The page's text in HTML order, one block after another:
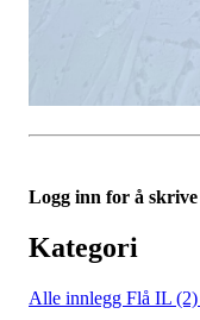
Logg inn for å
Kategori
Alle innlegg Flå IL (2)